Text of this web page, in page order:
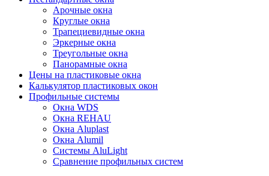
Арочные окна
Круглые окна
Трапециевидные окна
Эркерные окна
Треугольные окна
Панорамные окна
Цены на пластиковые окна
Калькулятор пластиковых окон
Профильные системы
Окна WDS
Окна REHAU
Окна Aluplast
Окна Alumil
Системы AluLight
Сравнение профильных систем